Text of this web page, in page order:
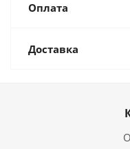
Оплата
Доставка